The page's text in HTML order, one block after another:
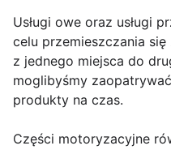
Usługi owe oraz usługi
celu przemieszczania
z jednego miejsca do
moglibyśmy
produkty na czas.
Części motoryzacyjne